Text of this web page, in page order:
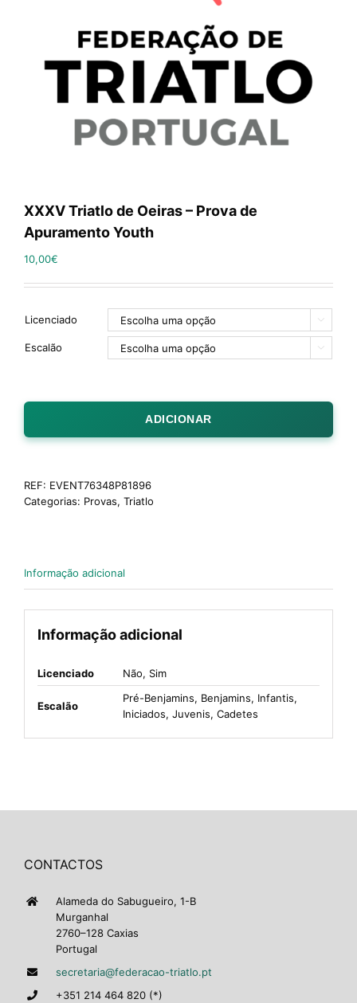
XXXV Triatlo de Oeiras – Prova de
Apuramento Youth
10,00€
Licenciado 
Escalão 
ADICIONAR
REF: EVENT76348P81896
Categorias: Provas, Triatlo
Informação adicional
Informação adicional
Licenciado Não, Sim
Escalão
Pré-Benjamins, Benjamins, Infantis,
Iniciados, Juvenis, Cadetes
CONTACTOS
Alameda do Sabugueiro, 1-B
Murganhal
2760–128 Caxias
Portugal
secretaria@federacao-triatlo.pt
+351 214 464 820 (*)